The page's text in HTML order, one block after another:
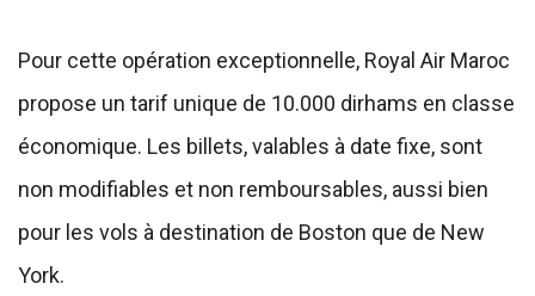
Pour cette opération exceptionnelle, Royal Air Maroc
propose un tarif unique de 10.000 dirhams en classe
économique. Les billets, valables à date fixe, sont
non modifiables et non remboursables, aussi bien
pour les vols à destination de Boston que de New
York.